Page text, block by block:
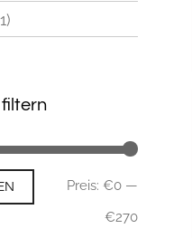
Min.
Preis
Max.
Preis
Preis: €0—
€270